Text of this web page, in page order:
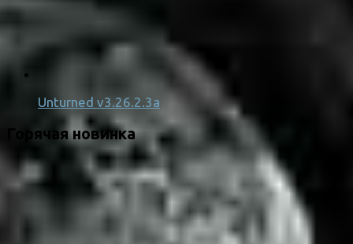
Unturned v3.26.2.3a
Горячая новинка